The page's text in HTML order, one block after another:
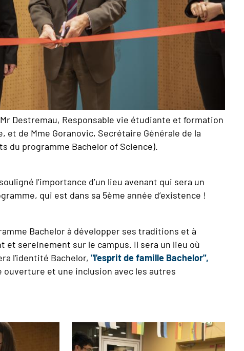
Destremau, Responsable vie étudiante et formation
et de Mme Goranovic, Secrétaire Générale de la
du programme Bachelor of Science).
l’importance d’un lieu avenant qui sera un
qui est dans sa 5ème année d’existence !
Bachelor à développer ses traditions et à
et sereinement sur le campus. Il sera un lieu où
l'identité Bachelor, "l'esprit de famille Bachelor",
et une inclusion avec les autres
Image